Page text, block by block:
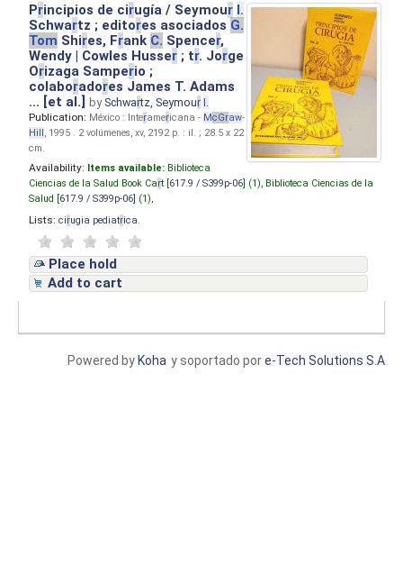
Principios de cirugía / Seymour I.
Schwartz ; editores asociados G.
Tom Shires, Frank C. Spencer,
Wendy | Cowles Husser ; tr. Jorge
Orizaga Samperio ;
colaboradores James T. Adams
... [et al.]by Schwartz, Seymour I.
Publication: México : Interamericana - McGraw-
Hill, 1995 . 2 volúmenes, xv, 2192 p. : il. ; 28.5 x 22
cm.
Availability: Items available: Biblioteca
Ciencias de la Salud Book Cart [ 617.9 / S399p-06 ] (1), Biblioteca Ciencias de la
Salud [ 617.9 / S399p-06 ] (1),
Lists: cirugia pediatrica
Place hold
Add to cart
y soportado pore-Tech Solutions S.A
Powered by Koha